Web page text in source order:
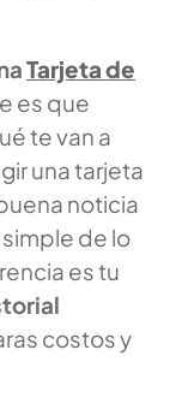
Tarjeta de
es que
te van a
una tarjeta
noticia
de lo
es tu
costos y